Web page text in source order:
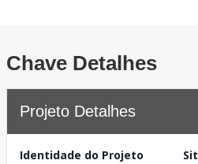
Chave Detalhes
Projeto Detalhes
Identidade do Projeto